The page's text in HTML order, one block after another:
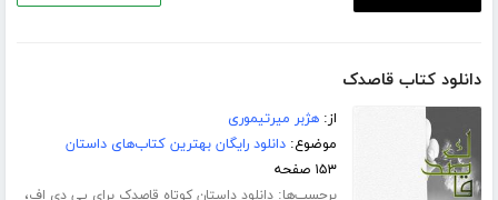
دانلود کتاب قاصدک
از:هژبر میرتیموری
موضوع:دانلود رایگان بهترین کتاب‌های داستان
۱۵۳ صفحه
برچسب‌ها:دانلود داستان کوتاه قاصدک برای پی دی اف،